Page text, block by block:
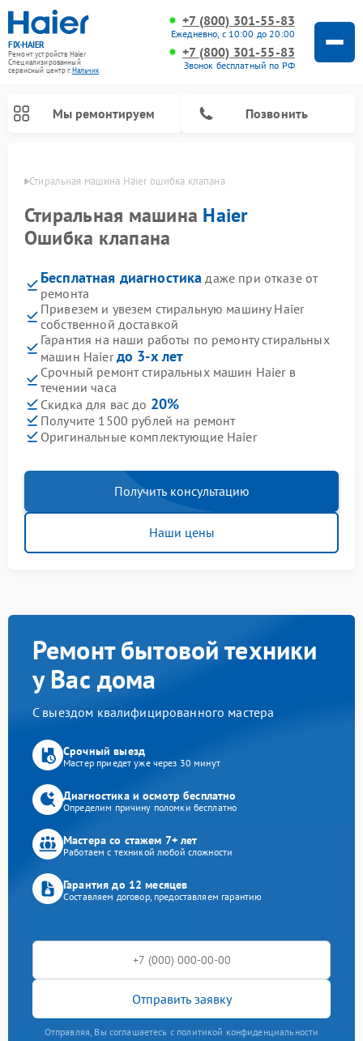
FIX-HAIER
Ремонт устройств Haier
Специализированный
cервисный центр г.Нальчик
+7 (800) 301-55-83
Ежедневно, с 10:00 до 20:00
+7 (800) 301-55-83
Звонок бесплатный по РФ
Мы ремонтируем Позвонить
Стиральная машина Haier ошибка клапана
Стиральная машина Haier
Ошибка клапана
Бесплатная диагностика даже при отказе от
ремонта
Привезем и увезем стиральную машину Haier
собственной доставкой
Гарантия на наши работы по ремонту стиральных
машин Haierдо 3-х лет
Срочный ремонт стиральных машин Haier в
течении часа
Скидка для вас до 20%
Получите 1500 рублей на ремонт
Оригинальные комплектующие Haier
Получить консультацию
Наши цены
Ремонт бытовой техники
у Вас дома
С выездом квалифицированного мастера
Срочный выезд
Мастер приедет уже через 30 минут
Диагностика и осмотр бесплатно
Определим причину поломки бесплатно
Мастера со стажем 7+ лет
Работаем с техникой любой сложности
Гарантия до 12 месяцев
Составляем договор, предоставляем гарантию
Отправить заявку
Отправляя, Вы соглашаетесь с политикой конфиденциальности